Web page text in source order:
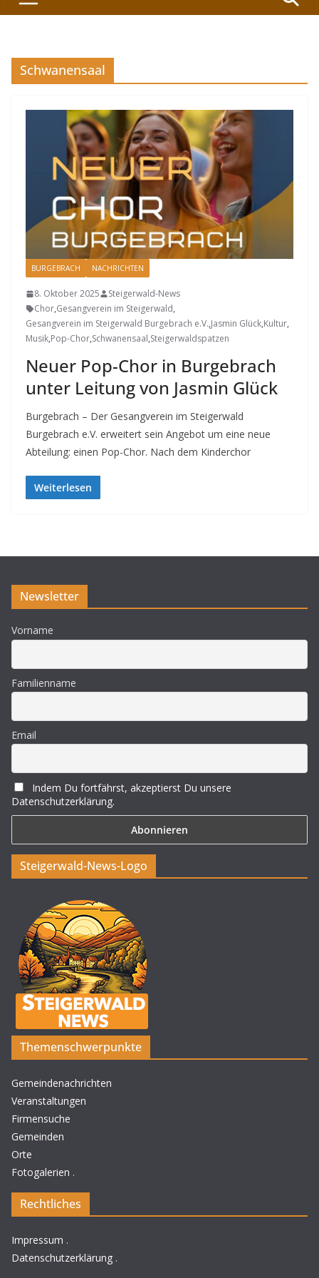
Schwanensaal
BURGEBRACH NACHRICHTEN
8. Oktober 2025
Steigerwald-News
Chor,Gesangverein im Steigerwald,
Gesangverein im Steigerwald Burgebrach e.V.,Jasmin Glück,Kultur,
Musik,Pop-Chor,Schwanensaal,Steigerwaldspatzen
Neuer Pop-Chor in Burgebrach
unter Leitung von Jasmin Glück
Burgebrach – Der Gesangverein im Steigerwald
Burgebrach e.V. erweitert sein Angebot um eine neue
Abteilung: einen Pop-Chor. Nach dem Kinderchor
Weiterlesen
Newsletter
Vorname
Familienname
Email
Indem Du fortfährst, akzeptierst Du unsere
Datenschutzerklärung.
Steigerwald-News-Logo
Themenschwerpunkte
Gemeindenachrichten
Veranstaltungen
Firmensuche
Gemeinden
Orte
Fotogalerien .
Rechtliches
Impressum .
Datenschutzerklärung .